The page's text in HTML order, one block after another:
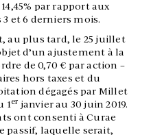
par rapport aux
et 6 derniers mois.
au plus tard, le 25 juillet
d’un ajustement à la
de 0,70 € par action –
hors taxes et du
dégagés par Millet
1er janvier au 30 juin 2019.
ont consenti à Curae
passif, laquelle serait,